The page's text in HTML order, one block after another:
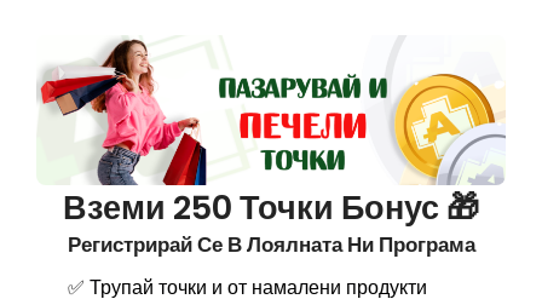
Вземи 250 Точки Бонус 🎁
Регистрирай Се В Лоялната Ни Програма
✅ Трупай точки и от намалени продукти